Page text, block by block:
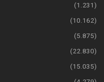
(1.231)
(10.162)
(5.875)
(22.830)
(15.035)